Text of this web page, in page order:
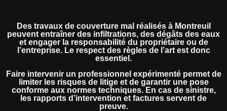
Des travaux de couverture mal réalisés à Montreuil
peuvent entraîner des infiltrations, des dégâts des eaux
et engager la responsabilité du propriétaire ou de
l’entreprise. Le respect des règles de l’art est donc
essentiel.
Faire intervenir un professionnel expérimenté permet de
limiter les risques de litige et de garantir une pose
conforme aux normes techniques. En cas de sinistre,
les rapports d’intervention et factures servent de
preuve.